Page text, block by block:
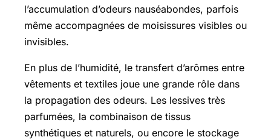
l’accumulation d’odeurs nauséabondes, parfois
même accompagnées de moisissures visibles ou
invisibles.
En plus de l’humidité, le transfert d’arômes entre
vêtements et textiles joue une grande rôle dans
la propagation des odeurs. Les lessives très
parfumées, la combinaison de tissus
synthétiques et naturels, ou encore le stockage